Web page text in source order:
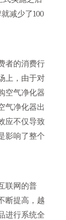
减少了100
者的消费行
上，由于对
空气净化器
气净化器出
应不仅导致
影响了整个
联网的普
断提高，越
进行系统全